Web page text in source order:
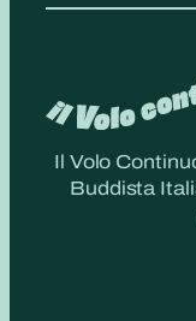
Il Volo
Buddista